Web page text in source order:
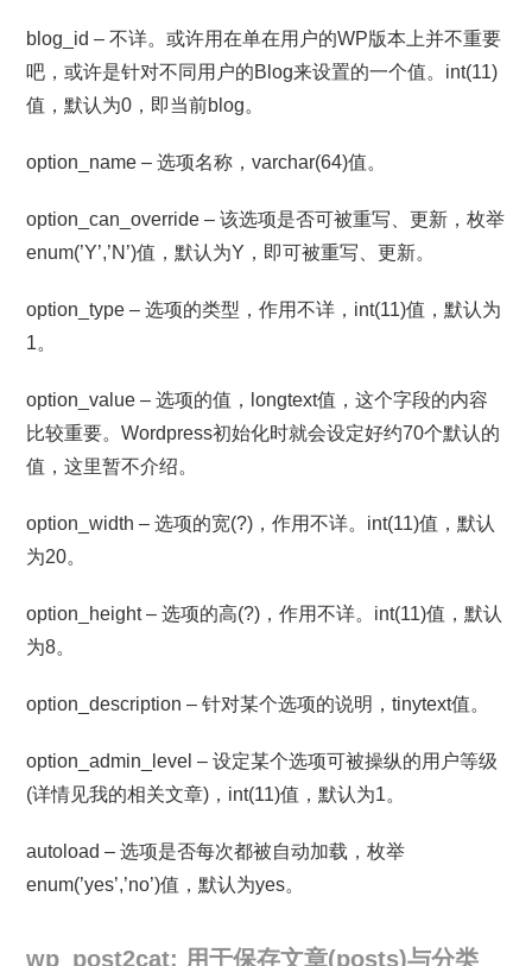
blog_id – 不详。或许用在单在用户的WP版本上并不重要
吧，或许是针对不同用户的Blog来设置的一个值。int(11)
值，默认为0，即当前blog。
option_name – 选项名称，varchar(64)值。
option_can_override – 该选项是否可被重写、更新，枚举
enum(’Y’,’N’)值，默认为Y，即可被重写、更新。
option_type – 选项的类型，作用不详，int(11)值，默认为
1。
option_value – 选项的值，longtext值，这个字段的内容
比较重要。Wordpress初始化时就会设定好约70个默认的
值，这里暂不介绍。
option_width – 选项的宽(?)，作用不详。int(11)值，默认
为20。
option_height – 选项的高(?)，作用不详。int(11)值，默认
为8。
option_description – 针对某个选项的说明，tinytext值。
option_admin_level – 设定某个选项可被操纵的用户等级
(详情见我的相关文章)，int(11)值，默认为1。
autoload – 选项是否每次都被自动加载，枚举
enum(’yes’,’no’)值，默认为yes。
wp_post2cat: 用于保存文章(posts)与分类